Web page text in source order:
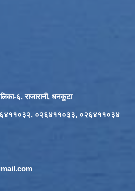
६, राजारानी, धनकुटा
०२६४११०३३, ०२६४११०३४